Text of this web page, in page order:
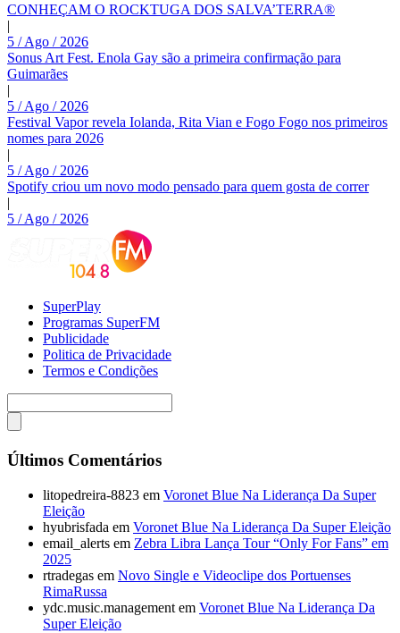
CONHEÇAM O ROCKTUGA DOS SALVA’TERRA®
|
5 / Ago / 2026
Sonus Art Fest. Enola Gay são a primeira confirmação para
Guimarães
|
5 / Ago / 2026
Festival Vapor revela Iolanda, Rita Vian e Fogo Fogo nos primeiros
nomes para 2026
|
5 / Ago / 2026
Spotify criou um novo modo pensado para quem gosta de correr
|
5 / Ago / 2026
SuperPlay
Programas SuperFM
Publicidade
Politica de Privacidade
Termos e Condições
Últimos Comentários
litopedreira-8823 em Voronet Blue Na Liderança Da Super
Eleição
hyubrisfada em Voronet Blue Na Liderança Da Super Eleição
email_alerts em Zebra Libra Lança Tour “Only For Fans” em
2025
rtradegas em Novo Single e Videoclipe dos Portuenses
RimaRussa
ydc.music.management em Voronet Blue Na Liderança Da
Super Eleição